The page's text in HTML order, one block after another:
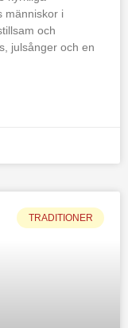
människor i
och
julsånger och en
TRADITIONER